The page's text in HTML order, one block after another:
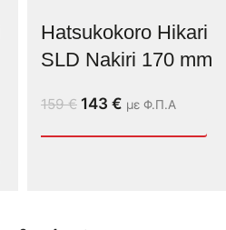
Hatsukokoro Hikari
SLD Nakiri 170 mm
159€ 143 € με Φ.Π.Α